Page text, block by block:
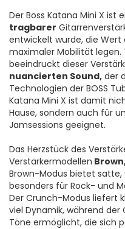
Der Boss Katana Mini X ist
tragbarer
entwickelt wurde, die
maximaler Mobilität
beeindruckt dieser
nuancierten Sound, der
Technologien der BOSS
Katana Mini X ist damit
Hause, sondern auch für
Jamsessions geeignet.
Das Herzstück des
Verstärkermodellen
Brown-Modus bietet satte,
besonders für Rock- und
Der Crunch-Modus liefert
viel Dynamik, während
Töne ermöglicht, die sich